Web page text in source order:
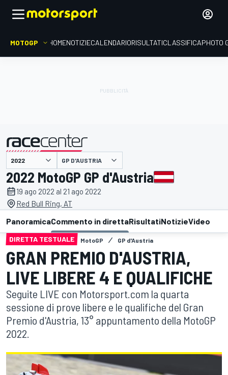
MOTOGP HOMENOTIZIECALENDARIORISULTATICLASSIFICAPHOTO
GP D'AUSTRIA
2022 MotoGP GP d'Austria
19 ago 2022 al 21 ago 2022
Red Bull Ring, AT
PanoramicaCommento in direttaRisultatiNotizieVideo
DIRETTA TESTUALE MotoGP GP d'Austria
GRAN PREMIO D'AUSTRIA,
LIVE LIBERE 4 E QUALIFICHE
Seguite LIVE con Motorsport.com la quarta
sessione di prove libere e le qualifiche del Gran
Premio d'Austria, 13° appuntamento della MotoGP
2022.